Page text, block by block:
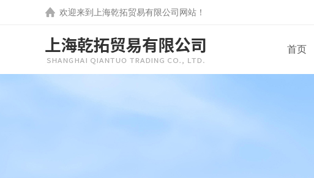
欢迎来到 上海乾拓贸易有限公司 网站！
首页